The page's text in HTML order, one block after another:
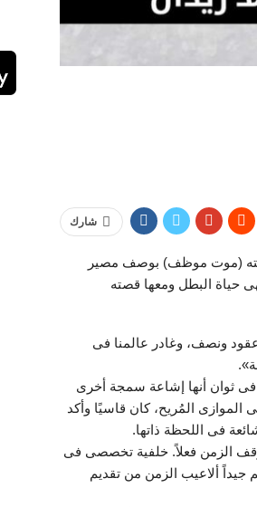
شارك
(موت موظف) بوصف مصير
حياة البطل ومعها قصته
ونصف، وغادر عالمنا فى
فى ثوان أنها إشاعة سمجة أخرى
الموازى المُريح، كان قاسيًا وأكد
فى اللحظة ذاتها.
الزمن فعلاً. خلفية تخصصى فى
جيداً ألاعيب الزمن من تقديم